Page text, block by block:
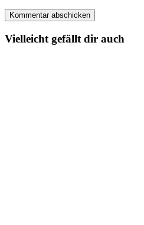
Vielleicht gefällt dir auch